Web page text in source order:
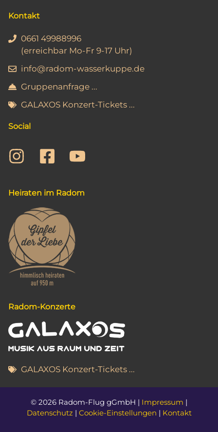
Kontakt
0661 49988996
(erreichbar Mo-Fr 9-17 Uhr)
info@radom-wasserkuppe.de
Gruppenanfrage ...
GALAXOS Konzert-Tickets ...
Social
Heiraten im Radom
Radom-Konzerte
GALAXOS Konzert-Tickets ...
© 2026 Radom-Flug gGmbH | Impressum |
Datenschutz | Cookie-Einstellungen | Kontakt